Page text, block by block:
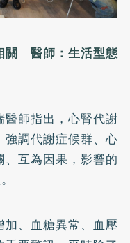
關 醫師：生活型態
師指出，心腎代謝
調代謝症候群、心
互為因果，影響的
、血糖異常、血壓